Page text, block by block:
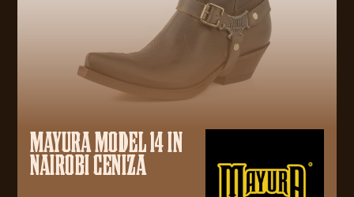
MAYURA MODEL 14 IN
NAIROBI CENIZA